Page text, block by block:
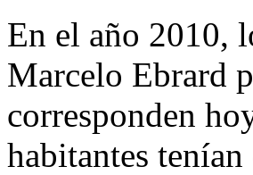
En el año 2010,
Marcelo Ebrard
corresponden
habitantes tenían